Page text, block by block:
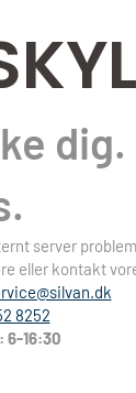
dig.
server problem.
eller kontakt
8252
6-16:30